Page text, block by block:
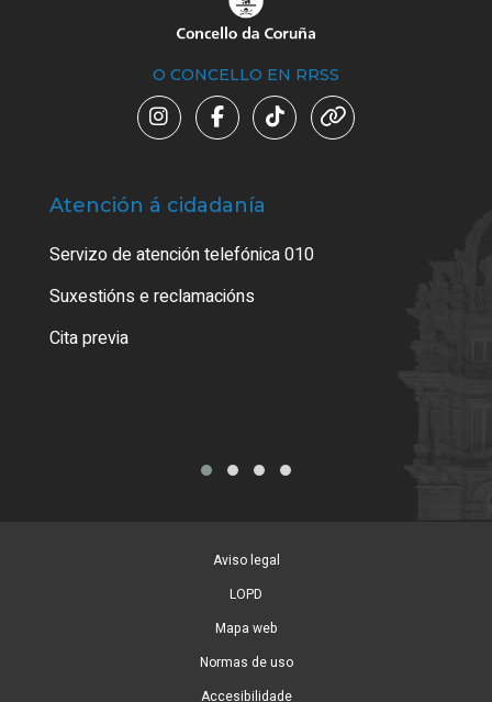
O CONCELLO EN RRSS
Atención á cidadanía
Servizo de atención telefónica 010
Suxestións e reclamacións
Cita previa
Aviso legal
LOPD
Mapa web
Normas de uso
Accesibilidade